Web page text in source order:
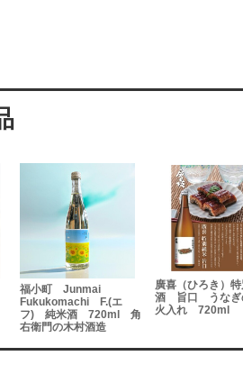
福小町 Junmai
Fukukomachi F.(エ
フ) 純米酒 720ml 角
右衛門の木村酒造
廣喜（ひろき）
酒 旨口 うなぎ
火入れ 720ml